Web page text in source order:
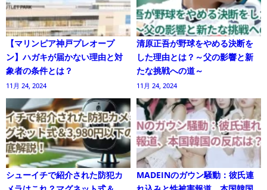
【マリンピア神戸プレオープ
ン】ハガキが届かない理由と対
象者の条件とは？
11月 24, 2024
清原正吾が野球をやめる決断を
した理由とは？～父の影響と新
たな挑戦への道～
11月 24, 2024
シューイチで紹介された防犯カ
MADEINのガウン騒動：彼氏連